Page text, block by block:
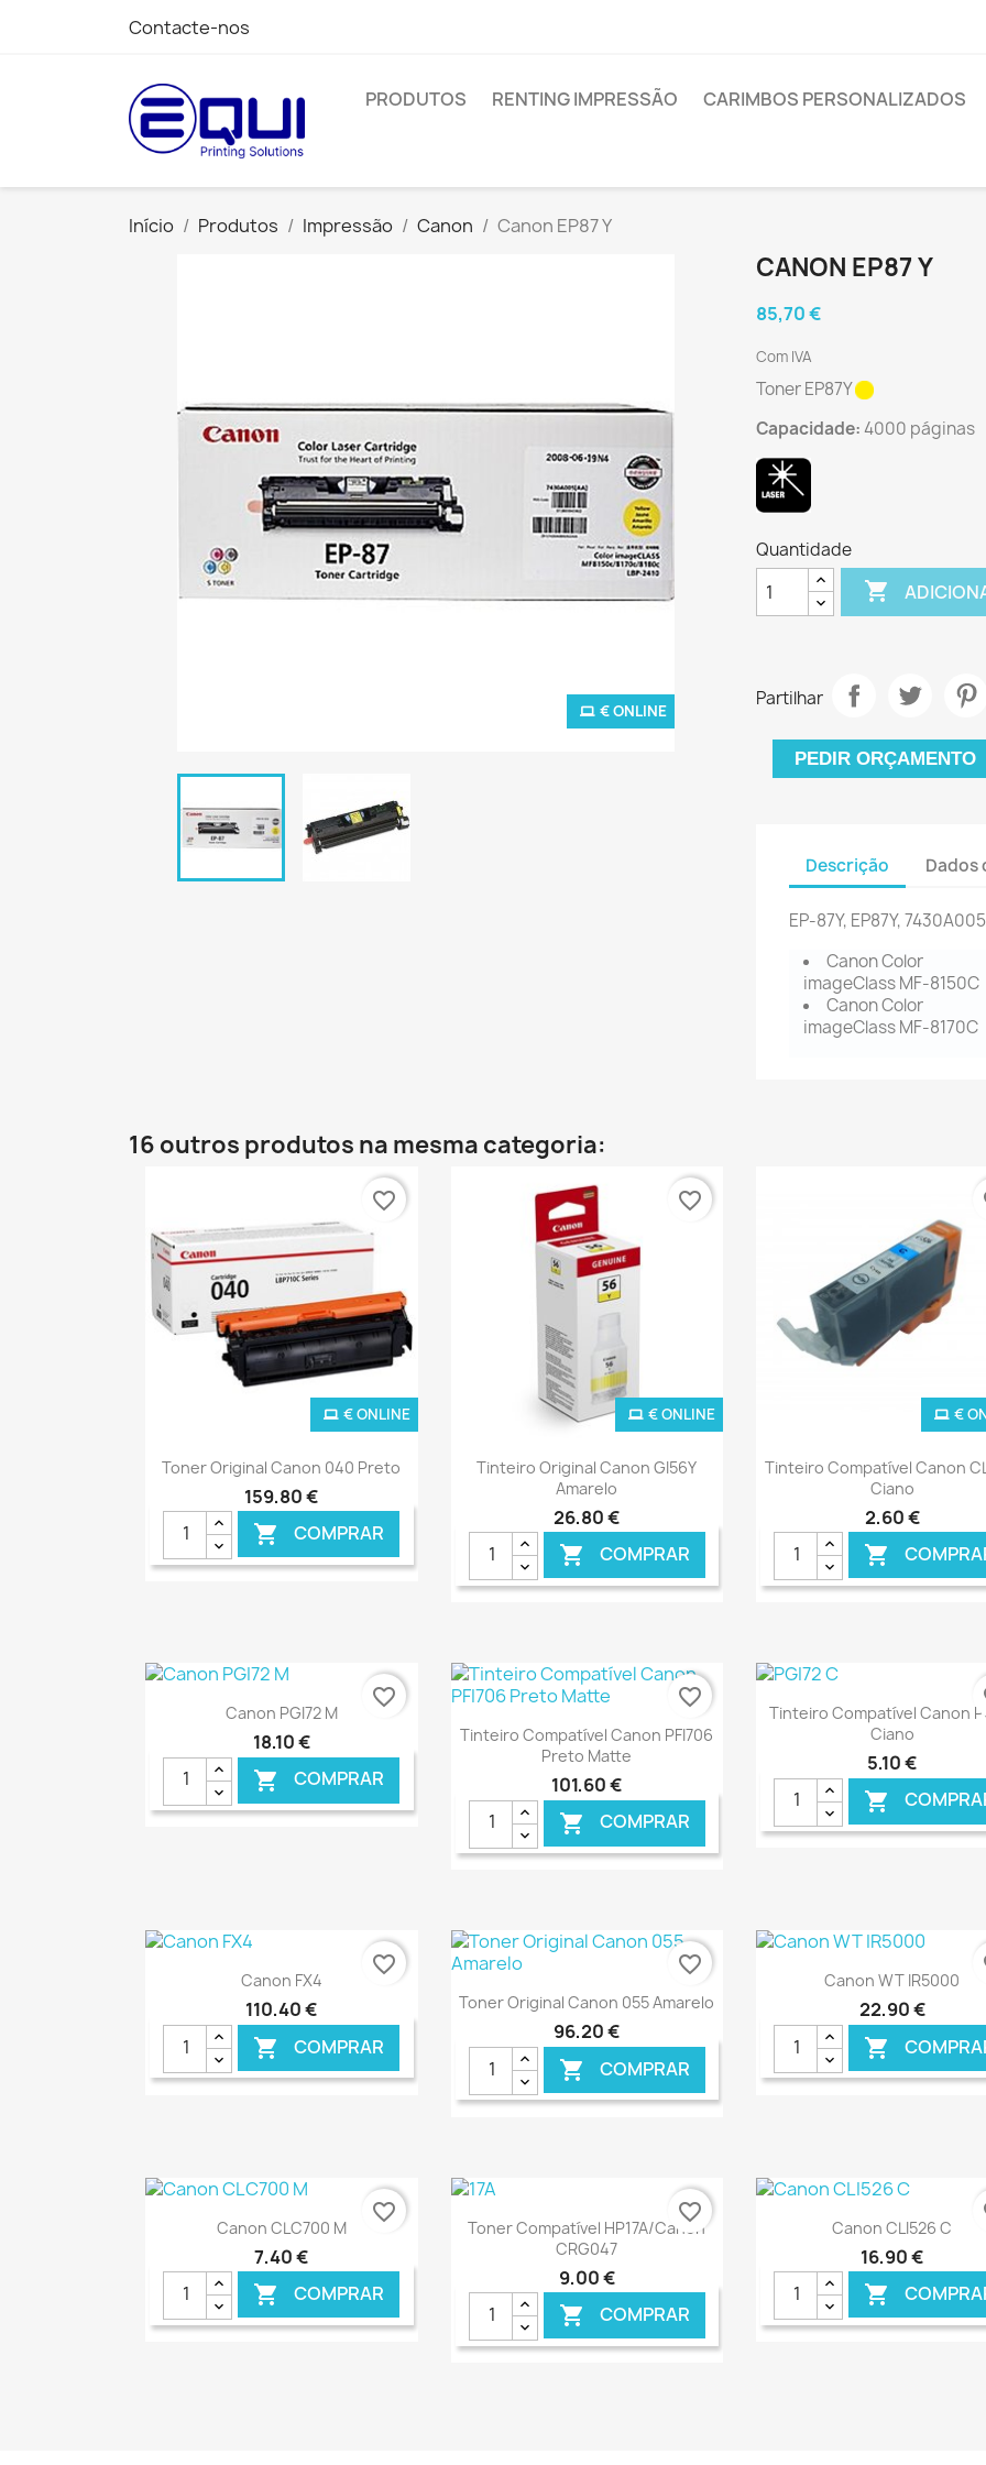
Contacte-nos
PRODUTOS RENTING IMPRESSÃO CARIMBOS PERSONALIZADOS
Início Produtos Impressão Canon Canon EP87 Y
€ ONLINE
CANON EP87 Y
85,70 €
Com IVA
Toner EP87Y
Capacidade:4000 páginas
Quantidade

Partilhar
PEDIR ORÇAMENTO
Descrição Dados
EP-87Y, EP87Y,
Canon Color
imageClass MF-8150C
Canon Color
imageClass MF-8170C
16 outros produtos na mesma categoria:
Ver+
Toner Original Canon 040 Preto
159,80 €
 COMPRAR
€ ONLINE
favorite_border
Ver+
Tinteiro Original Canon GI56Y
Amarelo
26,80 €
 COMPRAR
€ ONLINE
favorite_border
Ver+
Tinteiro Compatível Canon
Ciano
2,60 €

€
Ver+
Canon PGI72 M
18,10 €
 COMPRAR
favorite_border
Ver+
Tinteiro Compatível Canon PFI706
Preto Matte
101,60 €
 COMPRAR
favorite_border Ver+
Tinteiro Compatível Canon
Ciano
5,10 €

Ver+
Canon FX4
110,40 €
 COMPRAR
favorite_border
Ver+
Toner Original Canon 055 Amarelo
96,20 €
 COMPRAR
favorite_border Ver+
Canon WT IR5000
22,90 €

Ver+
Canon CLC700 M
7,40 €
 COMPRAR
favorite_border Ver+
Toner Compatível HP17A/Canon
CRG047
9,00 €
 COMPRAR
favorite_border Ver+
Canon CLI526 C
16,90 €
